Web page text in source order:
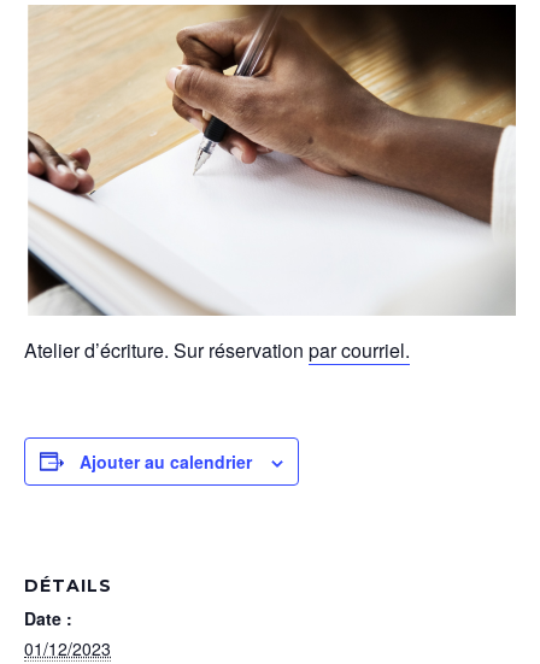
Ate­lier d’écri­t­ure. Sur réser­va­tion par cour­riel.
Ajouter au calendrier
DÉTAILS
Date :
01/12/2023